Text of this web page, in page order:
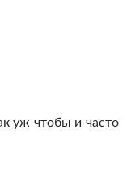
уж чтобы и часто